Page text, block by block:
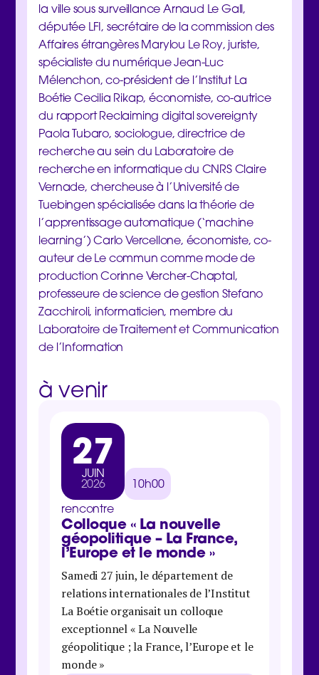
la ville sous surveillance Arnaud Le Gall,
députée LFI, secrétaire de la commission des
Affaires étrangères Marylou Le Roy, juriste,
spécialiste du numérique Jean-Luc
Mélenchon, co-président de l’Institut La
Boétie Cecilia Rikap, économiste, co-autrice
du rapport Reclaiming digital sovereignty
Paola Tubaro, sociologue, directrice de
recherche au sein du Laboratoire de
recherche en informatique du CNRS Claire
Vernade, chercheuse à l’Université de
Tuebingen spécialisée dans la théorie de
l’apprentissage automatique (‘machine
learning’) Carlo Vercellone, économiste, co-
auteur de Le commun comme mode de
production Corinne Vercher-Chaptal,
professeure de science de gestion Stefano
Zacchiroli, informaticien, membre du
Laboratoire de Traitement et Communication
de l’Information
à venir
27
JUIN
2026
10h00
rencontre
Colloque « La nouvelle
géopolitique – La France,
l’Europe et le monde »
Samedi 27 juin, le département de
relations internationales de l’Institut
La Boétie organisait un colloque
exceptionnel « La Nouvelle
géopolitique ; la France, l’Europe et le
monde »